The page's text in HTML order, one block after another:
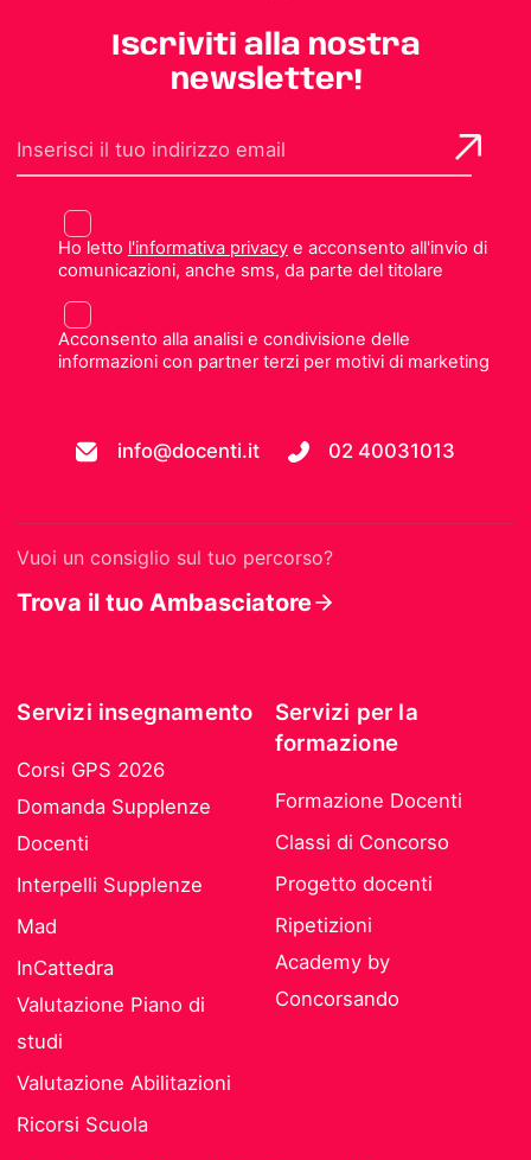
Iscriviti alla nostra
newsletter!
Ho letto l'informativa privacye acconsento all'invio di
comunicazioni, anche sms, da parte del titolare
Acconsento alla analisi e condivisione delle
informazioni con partner terzi per motivi di marketing
info@docenti.it 02 40031013
Vuoi un consiglio sul tuo percorso?
Trova il tuo Ambasciatore
Servizi insegnamento
Corsi GPS 2026
Domanda Supplenze
Docenti
Interpelli Supplenze
Mad
InCattedra
Valutazione Piano di
studi
Valutazione Abilitazioni
Ricorsi Scuola
Servizi per la
formazione
Formazione Docenti
Classi di Concorso
Progetto docenti
Ripetizioni
Academy by
Concorsando